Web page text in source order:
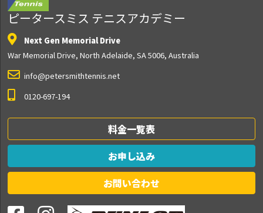
ピータースミス テニスアカデミー
Next Gen Memorial Drive
War Memorial Drive, North Adelaide, SA 5006, Australia
info@petersmithtennis.net
0120-697-194
料金一覧表
お申し込み
お問い合わせ